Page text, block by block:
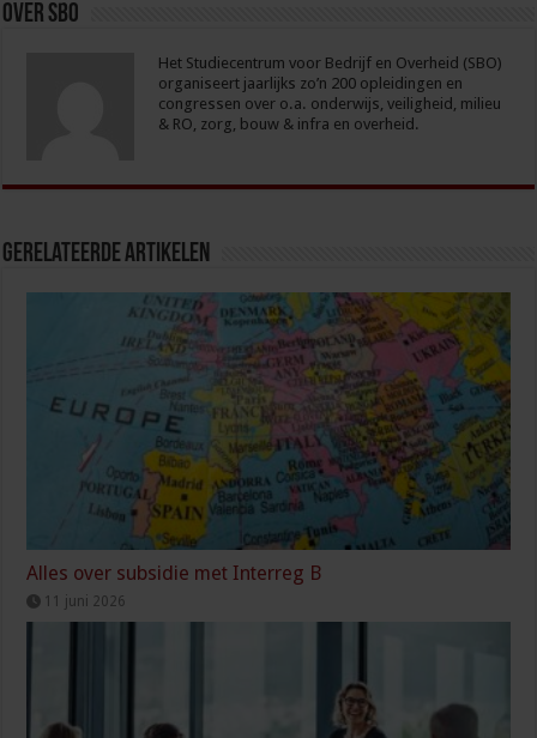
Over sbo
Het Studiecentrum voor Bedrijf en Overheid (SBO)
organiseert jaarlijks zo’n 200 opleidingen en
congressen over o.a. onderwijs, veiligheid, milieu
& RO, zorg, bouw & infra en overheid.
Gerelateerde Artikelen
Alles over subsidie met Interreg B
11 juni 2026